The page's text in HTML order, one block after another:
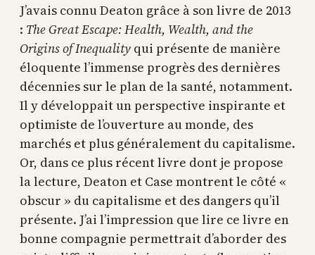
J’avais connu Deaton grâce à son livre de 2013
: The Great Escape: Health, Wealth, and the
Origins of Inequality qui présente de manière
éloquente l’immense progrès des dernières
décennies sur le plan de la santé, notamment.
Il y développait un perspective inspirante et
optimiste de l’ouverture au monde, des
marchés et plus généralement du capitalisme.
Or, dans ce plus récent livre dont je propose
la lecture, Deaton et Case montrent le côté «
obscur » du capitalisme et des dangers qu’il
présente. J’ai l’impression que lire ce livre en
bonne compagnie permettrait d’aborder des